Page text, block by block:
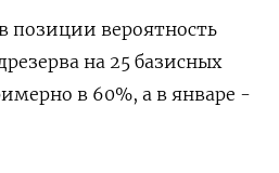
позиции вероятность
на 25 базисных
в 60%, а в январе -